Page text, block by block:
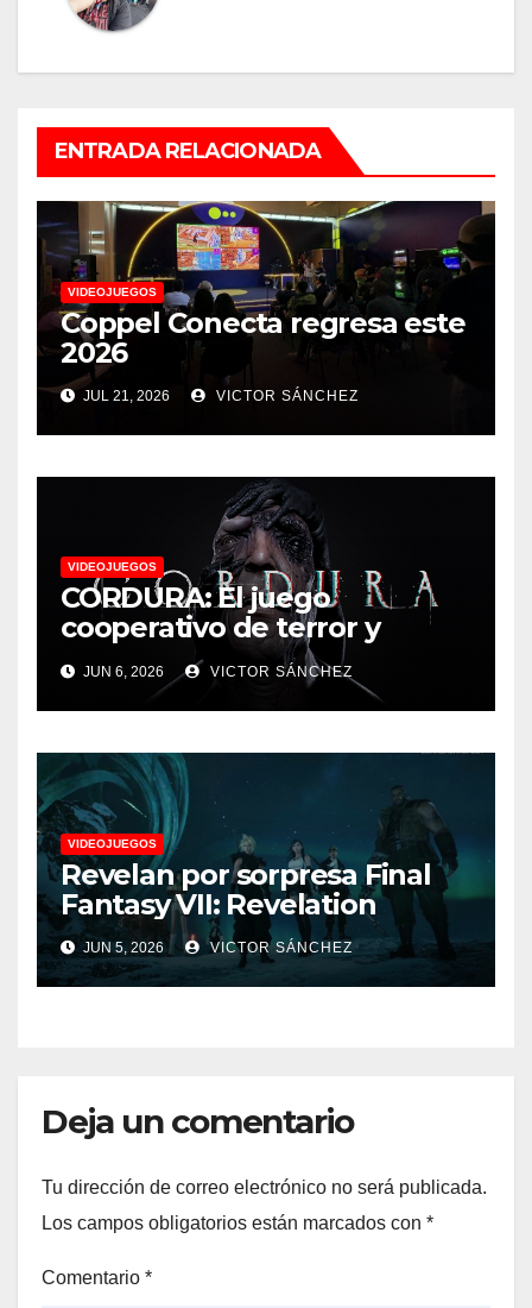
ENTRADA RELACIONADA
VIDEOJUEGOS
Coppel Conecta regresa este
2026
JUL 21, 2026 VICTOR SÁNCHEZ
VIDEOJUEGOS
CORDURA: El juego
cooperativo de terror y
supervivencia AA presenta
su tráiler de jugabilidad en
Future Game Show
JUN 6, 2026 VICTOR SÁNCHEZ
VIDEOJUEGOS
Revelan por sorpresa Final
Fantasy VII: Revelation
JUN 5, 2026 VICTOR SÁNCHEZ
Deja un comentario
Tu dirección de correo electrónico no será publicada.
Los campos obligatorios están marcados con *
Comentario *